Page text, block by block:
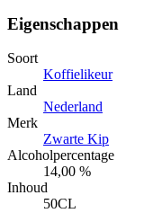
Eigenschappen
Soort
Koffielikeur
Land
Nederland
Merk
Zwarte Kip
Alcoholpercentage
14,00 %
Inhoud
50CL